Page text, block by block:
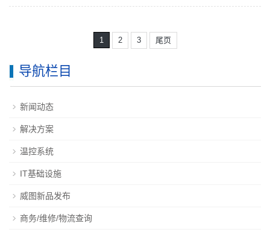
1 2 3 尾页
导航栏目
新闻动态
解决方案
温控系统
IT基础设施
威图新品发布
商务/维修/物流查询